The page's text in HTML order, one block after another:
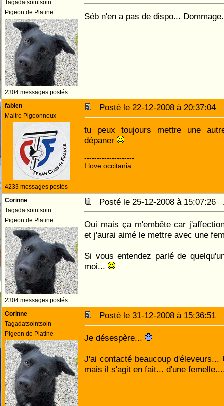
Tagadatsointsoin
Pigeon de Platine
2304 messages postés
Séb n'en a pas de dispo...
fabien
Maitre Pigeonneux
4233 messages postés
Posté le 22-12-2008 à 20:37:04
tu peux toujours mettre une
dépaner
--------------------
I love occitania
Corinne
Tagadatsointsoin
Pigeon de Platine
2304 messages postés
Posté le 25-12-2008 à 15:07:26
Oui mais ça m'embête car
et j'aurai aimé le mettre avec une
Si vous entendez parlé de
moi...
Corinne
Tagadatsointsoin
Pigeon de Platine
Posté le 31-12-2008 à 15:36:51
Je désespère...
J'ai contacté beaucoup
mais il s'agit en fait... d'une